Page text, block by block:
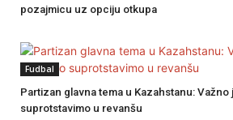
pozajmicu uz opciju otkupa
Fudbal
Partizan glavna tema u Kazahstanu:
suprotstavimo u revanšu